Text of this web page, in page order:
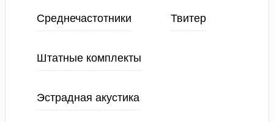
Среднечастотники Твитер
Штатные комплекты
Эстрадная акустика